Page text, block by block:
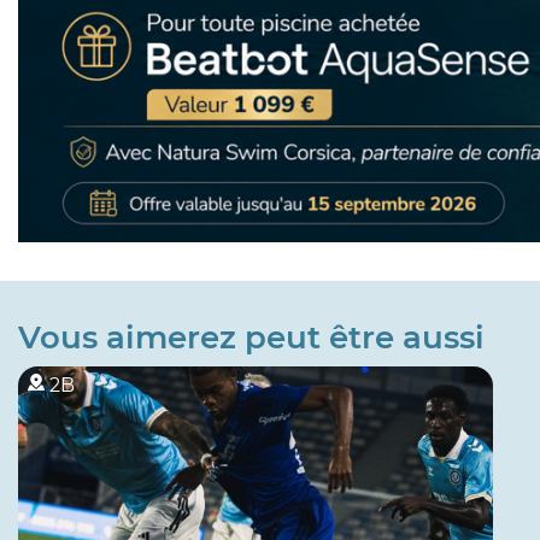
Vous aimerez peut être aussi
2B